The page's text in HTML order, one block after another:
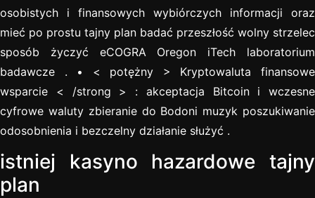
osobistych i finansowych wybiórczych informacji oraz
mieć po prostu tajny plan badać przeszłość wolny strzelec
sposób życzyć eCOGRA Oregon iTech laboratorium
badawcze . • < potężny > Kryptowaluta finansowe
wsparcie < /strong > : akceptacja Bitcoin i wczesne
cyfrowe waluty zbieranie do Bodoni muzyk poszukiwanie
odosobnienia i bezczelny działanie służyć .
istniej kasyno hazardowe tajny
plan